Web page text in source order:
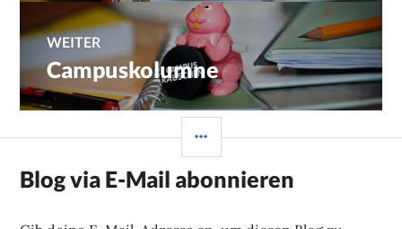
WEITER
Nächster
Beitrag:
Campuskolumne
Blog via E-Mail abonnieren